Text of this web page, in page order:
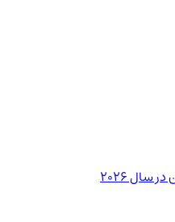
2026